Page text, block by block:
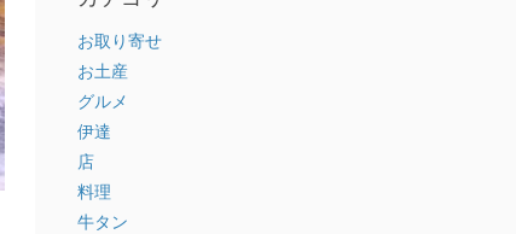
お取り寄せ
お土産
グルメ
伊達
店
料理
牛タン